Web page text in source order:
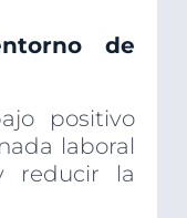
de
positivo
laboral
reducir la